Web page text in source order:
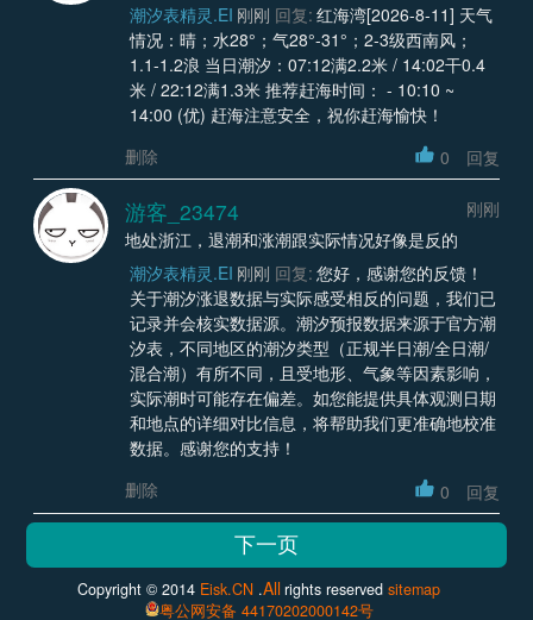
潮汐表精灵.EI 刚刚 回复: 红海湾[2026-8-11] 天气
情况：晴；水28°；气28°-31°；2-3级西南风；
1.1-1.2浪 当日潮汐：07:12满2.2米 / 14:02干0.4
米 / 22:12满1.3米 推荐赶海时间： - 10:10 ~
14:00 (优) 赶海注意安全，祝你赶海愉快！
删除
0 回复
游客_23474
刚刚
地处浙江，退潮和涨潮跟实际情况好像是反的
潮汐表精灵.EI 刚刚 回复: 您好，感谢您的反馈！
关于潮汐涨退数据与实际感受相反的问题，我们已
记录并会核实数据源。潮汐预报数据来源于官方潮
汐表，不同地区的潮汐类型（正规半日潮/全日潮/
混合潮）有所不同，且受地形、气象等因素影响，
实际潮时可能存在偏差。如您能提供具体观测日期
和地点的详细对比信息，将帮助我们更准确地校准
数据。感谢您的支持！
删除
0 回复
Copyright © 2014 Eisk.CN .Allrights reservedsitemap
粤公网安备 44170202000142号